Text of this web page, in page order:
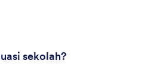
sekolah?